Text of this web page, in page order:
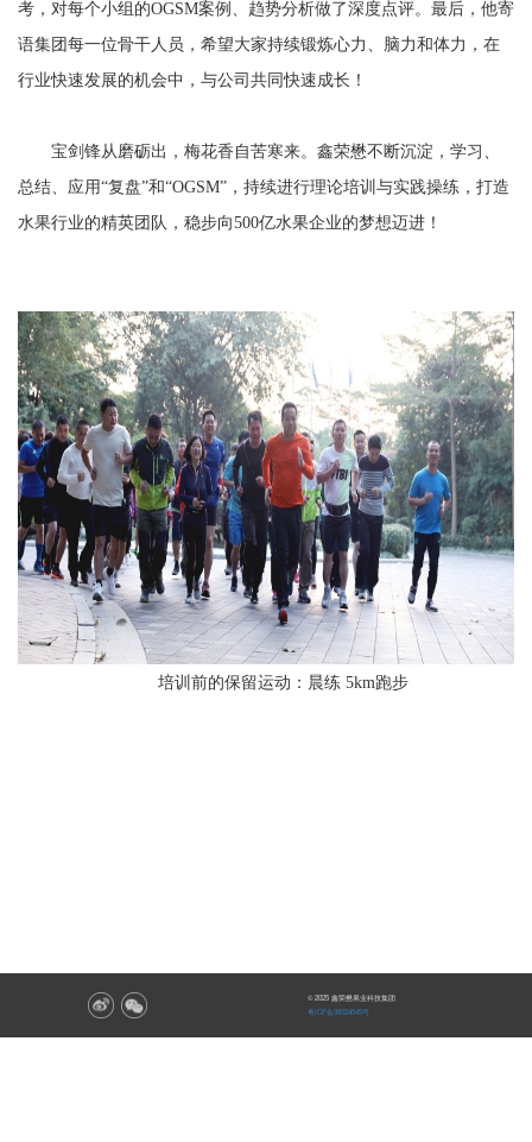
考，对每个小组的OGSM案例、趋势分析做了深度点评。最后，他寄
语集团每一位骨干人员，希望大家持续锻炼心力、脑力和体力，在
行业快速发展的机会中，与公司共同快速成长！
宝剑锋从磨砺出，梅花香自苦寒来。鑫荣懋不断沉淀，学习、
总结、应用“复盘”和“OGSM”，持续进行理论培训与实践操练，打造
水果行业的精英团队，稳步向500亿水果企业的梦想迈进！
培训前的保留运动：晨练 5km跑步
© 2025 鑫荣懋果业科技集团
粤ICP备08024545号